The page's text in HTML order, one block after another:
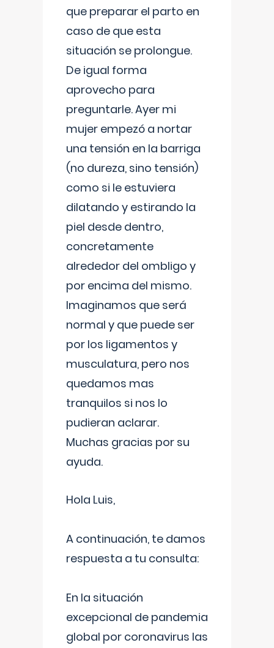
que preparar el parto en
caso de que esta
situación se prolongue.
De igual forma
aprovecho para
preguntarle. Ayer mi
mujer empezó a nortar
una tensión en la barriga
(no dureza, sino tensión)
como si le estuviera
dilatando y estirando la
piel desde dentro,
concretamente
alrededor del ombligo y
por encima del mismo.
Imaginamos que será
normal y que puede ser
por los ligamentos y
musculatura, pero nos
quedamos mas
tranquilos si nos lo
pudieran aclarar.
Muchas gracias por su
ayuda.
Hola Luis,
A continuación, te damos
respuesta a tu consulta:
En la situación
excepcional de pandemia
global por coronavirus las